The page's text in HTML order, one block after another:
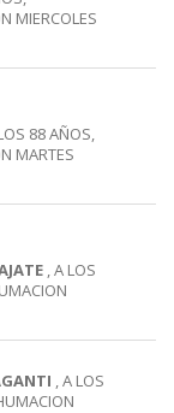
MIERCOLES
88 AÑOS,
MARTES
, A LOS
, A LOS